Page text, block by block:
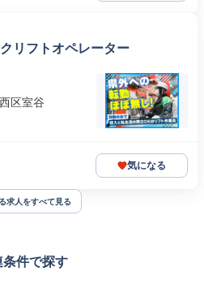
リフトオペレーター
区室谷
気になる
求人をすべて見る
条件で探す